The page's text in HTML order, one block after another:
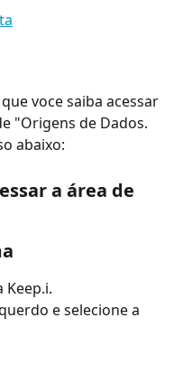
voce saiba acessar
"Origens de Dados.
abaixo:
a área de
Keep.i.
e selecione a